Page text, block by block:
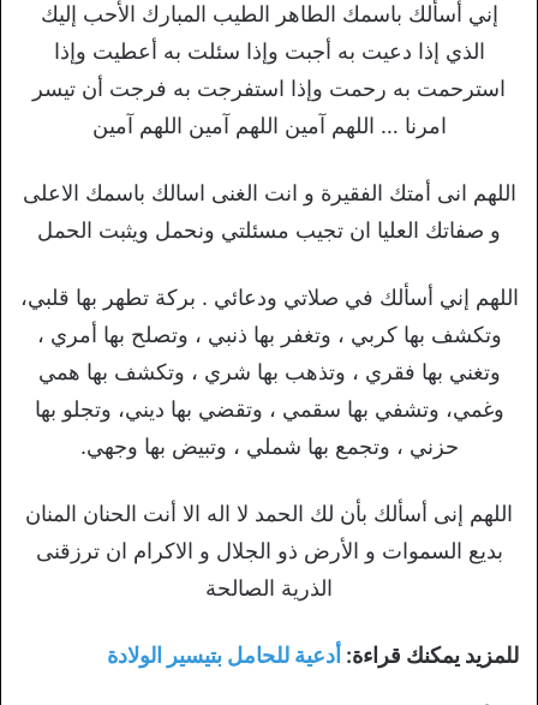
إني أسألك باسمك الطاهر الطيب المبارك الأحب إليك
الذي إذا دعيت به أجبت وإذا سئلت به أعطيت وإذا
استرحمت به رحمت وإذا استفرجت به فرجت أن تيسر
امرنا … اللهم آمين اللهم آمين اللهم آمين
اللهم انى أمتك الفقيرة و انت الغنى اسالك باسمك الاعلى
و صفاتك العليا ان تجيب مسئلتي ونحمل ويثبت الحمل
اللهم إني أسألك في صلاتي ودعائي . بركة تطهر بها قلبي،
وتكشف بها كربي ، وتغفر بها ذنبي ، وتصلح بها أمري ،
وتغني بها فقري ، وتذهب بها شري ، وتكشف بها همي
وغمي، وتشفي بها سقمي ، وتقضي بها ديني، وتجلو بها
حزني ، وتجمع بها شملي ، وتبيض بها وجهي.
اللهم إنى أسألك بأن لك الحمد لا اله الا أنت الحنان المنان
بديع السموات و الأرض ذو الجلال و الاكرام ان ترزقنى
الذرية الصالحة
للمزيد يمكنك قراءة: أدعية للحامل بتيسير الولادة